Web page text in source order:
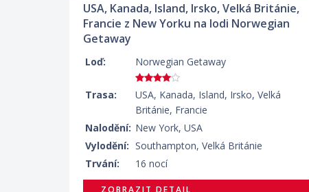
USA, Kanada, Island, Irsko, Velká Británie,
Francie z New Yorku na lodi Norwegian
Getaway
Loď: Norwegian Getaway
Trasa:
USA, Kanada, Island, Irsko, Velká
Británie, Francie
Nalodění: New York, USA
Vylodění: Southampton, Velká Británie
Trvání:
16 nocí
ZOBRAZIT DETAIL